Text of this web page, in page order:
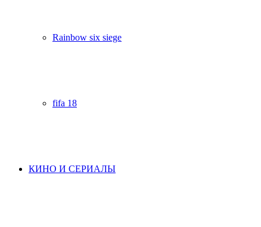
Rainbow six siege
fifa 18
КИНО И СЕРИАЛЫ